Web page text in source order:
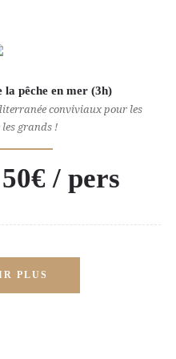
la pêche en mer (3h)
conviviaux pour les
grands !
/ pers
PLUS